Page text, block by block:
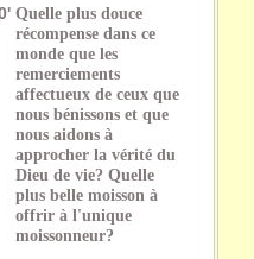
Quelle plus douce
récompense dans ce
monde que les
remerciements
affectueux de ceux que
nous bénissons et que
nous aidons à
approcher la vérité du
Dieu de vie? Quelle
plus belle moisson à
offrir à l'unique
moissonneur?